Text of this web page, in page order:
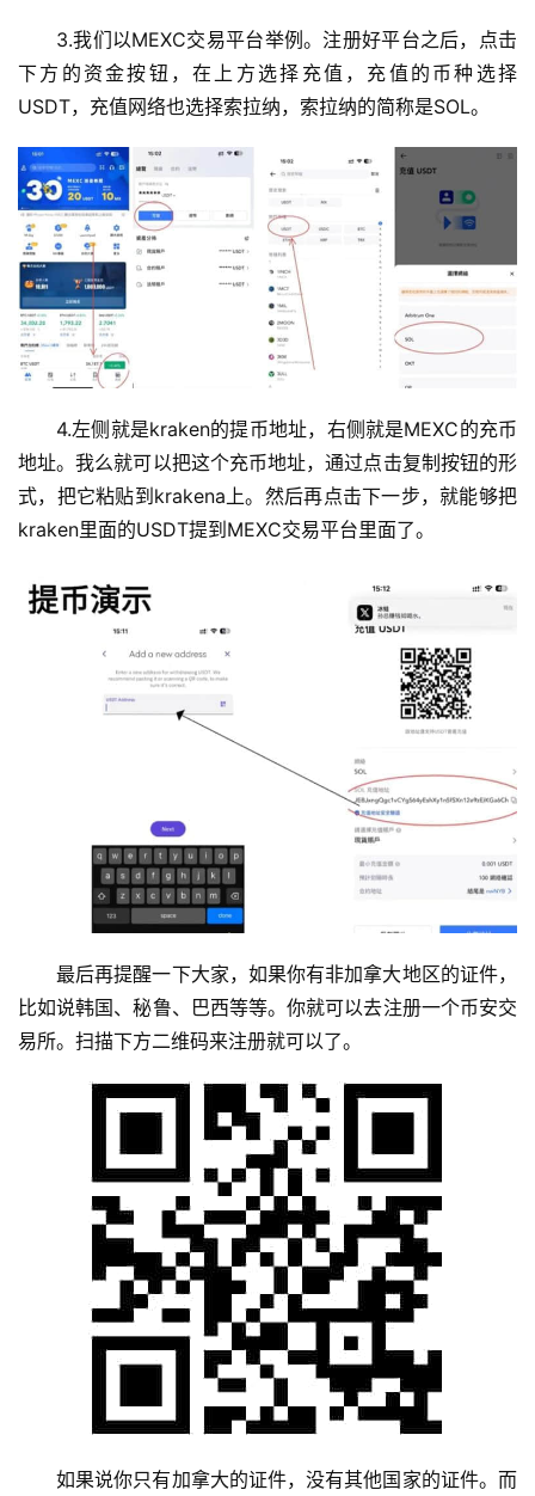
3.我们以MEXC交易平台举例。注册好平台之后，点击
下方的资金按钮，在上方选择充值，充值的币种选择
USDT，充值网络也选择索拉纳，索拉纳的简称是SOL。
4.左侧就是kraken的提币地址，右侧就是MEXC的充币
地址。我么就可以把这个充币地址，通过点击复制按钮的形
式，把它粘贴到krakena上。然后再点击下一步，就能够把
kraken里面的USDT提到MEXC交易平台里面了。
最后再提醒一下大家，如果你有非加拿大地区的证件，
比如说韩国、秘鲁、巴西等等。你就可以去注册一个币安交
易所。扫描下方二维码来注册就可以了。
如果说你只有加拿大的证件，没有其他国家的证件。而